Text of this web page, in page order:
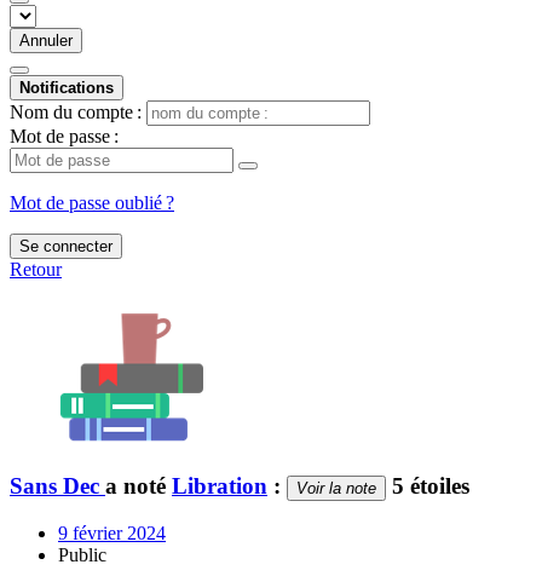
Annuler
Notifications
Nom du compte :
Mot de passe :
Mot de passe oublié ?
Se connecter
Retour
Sans Dec a noté Libration : Voir la note 5 étoiles
9 février 2024
Public